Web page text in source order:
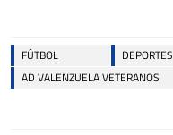
FÚTBOL DEPORTES
AD VALENZUELA VETERANOS